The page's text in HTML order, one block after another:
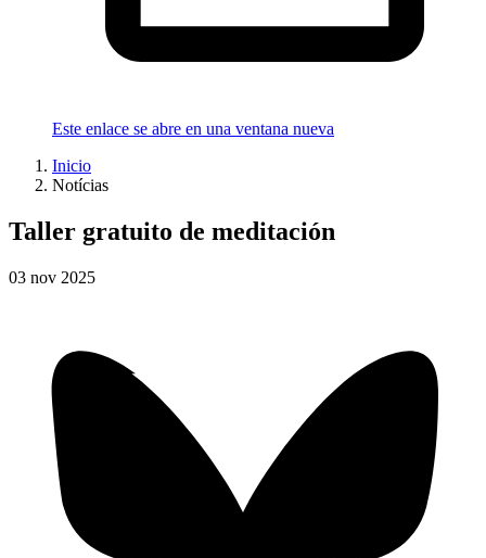
Este enlace se abre en una ventana nueva
Inicio
Notícias
Taller gratuito de meditación
03 nov 2025